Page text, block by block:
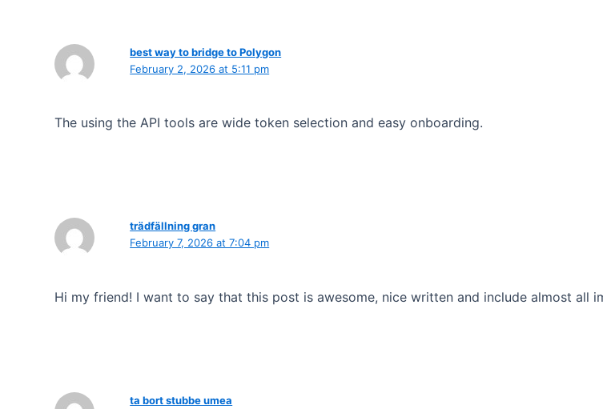
best way to bridge to Polygon
February 2, 2026 at 5:11 pm
The using the API tools are wide token selection and easy onboarding.
trädfällning gran
February 7, 2026 at 7:04 pm
Hi my friend! I want to say that this post is awesome, nice written and include almost all
ta bort stubbe umea